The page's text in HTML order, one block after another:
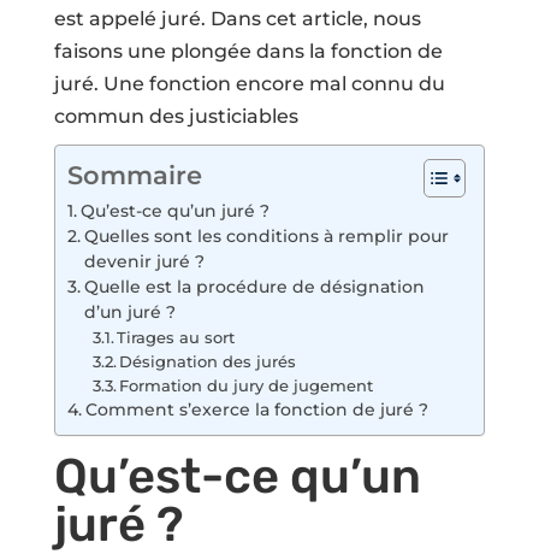
est appelé juré. Dans cet article, nous
faisons une plongée dans la fonction de
juré. Une fonction encore mal connu du
commun des justiciables
Sommaire
Qu’est-ce qu’un juré ?
Quelles sont les conditions à remplir pour
devenir juré ?
Quelle est la procédure de désignation
d’un juré ?
Tirages au sort
Désignation des jurés
Formation du jury de jugement
Comment s’exerce la fonction de juré ?
Qu’est-ce qu’un
juré ?